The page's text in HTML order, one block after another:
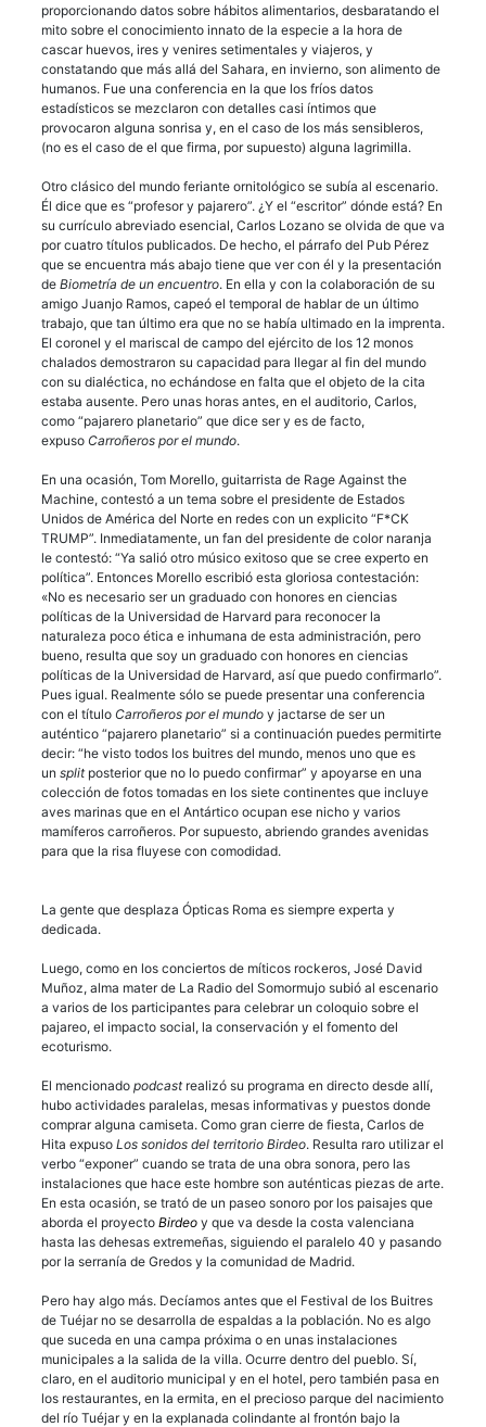
proporcionando datos sobre hábitos alimentarios, desbaratando el
mito sobre el conocimiento innato de la especie a la hora de
cascar huevos, ires y venires setimentales y viajeros, y
constatando que más allá del Sahara, en invierno, son alimento de
humanos. Fue una conferencia en la que los fríos datos
estadísticos se mezclaron con detalles casi íntimos que
provocaron alguna sonrisa y, en el caso de los más sensibleros,
(no es el caso de el que firma, por supuesto) alguna lagrimilla.
Otro clásico del mundo feriante ornitológico se subía al escenario.
Él dice que es “profesor y pajarero”. ¿Y el “escritor” dónde está? En
su currículo abreviado esencial, Carlos Lozano se olvida de que va
por cuatro títulos publicados. De hecho, el párrafo del Pub Pérez
que se encuentra más abajo tiene que ver con él y la presentación
de Biometría de un encuentro. En ella y con la colaboración de su
amigo Juanjo Ramos, capeó el temporal de hablar de un último
trabajo, que tan último era que no se había ultimado en la imprenta.
El coronel y el mariscal de campo del ejército de los 12 monos
chalados demostraron su capacidad para llegar al fin del mundo
con su dialéctica, no echándose en falta que el objeto de la cita
estaba ausente. Pero unas horas antes, en el auditorio, Carlos,
como “pajarero planetario” que dice ser y es de facto,
expuso Carroñeros por el mundo.
En una ocasión, Tom Morello, guitarrista de Rage Against the
Machine, contestó a un tema sobre el presidente de Estados
Unidos de América del Norte en redes con un explicito “F*CK
TRUMP”. Inmediatamente, un fan del presidente de color naranja
le contestó: “Ya salió otro músico exitoso que se cree experto en
política”. Entonces Morello escribió esta gloriosa contestación:
«No es necesario ser un graduado con honores en ciencias
políticas de la Universidad de Harvard para reconocer la
naturaleza poco ética e inhumana de esta administración, pero
bueno, resulta que soy un graduado con honores en ciencias
políticas de la Universidad de Harvard, así que puedo confirmarlo”.
Pues igual. Realmente sólo se puede presentar una conferencia
con el título Carroñeros por el mundo y jactarse de ser un
auténtico “pajarero planetario” si a continuación puedes permitirte
decir: “he visto todos los buitres del mundo, menos uno que es
un splitposterior que no lo puedo confirmar” y apoyarse en una
colección de fotos tomadas en los siete continentes que incluye
aves marinas que en el Antártico ocupan ese nicho y varios
mamíferos carroñeros. Por supuesto, abriendo grandes avenidas
para que la risa fluyese con comodidad.
La gente que desplaza Ópticas Roma es siempre experta y
dedicada.
Luego, como en los conciertos de míticos rockeros, José David
Muñoz, alma mater de La Radio del Somormujo subió al escenario
a varios de los participantes para celebrar un coloquio sobre el
pajareo, el impacto social, la conservación y el fomento del
ecoturismo.
El mencionado podcastrealizó su programa en directo desde allí,
hubo actividades paralelas, mesas informativas y puestos donde
comprar alguna camiseta. Como gran cierre de fiesta, Carlos de
Hita expuso Los sonidos del territorio Birdeo. Resulta raro utilizar el
verbo “exponer” cuando se trata de una obra sonora, pero las
instalaciones que hace este hombre son auténticas piezas de arte.
En esta ocasión, se trató de un paseo sonoro por los paisajes que
aborda el proyecto Birdeo y que va desde la costa valenciana
hasta las dehesas extremeñas, siguiendo el paralelo 40 y pasando
por la serranía de Gredos y la comunidad de Madrid.
Pero hay algo más. Decíamos antes que el Festival de los Buitres
de Tuéjar no se desarrolla de espaldas a la población. No es algo
que suceda en una campa próxima o en unas instalaciones
municipales a la salida de la villa. Ocurre dentro del pueblo. Sí,
claro, en el auditorio municipal y en el hotel, pero también pasa en
los restaurantes, en la ermita, en el precioso parque del nacimiento
del río Tuéjar y en la explanada colindante al frontón bajo la